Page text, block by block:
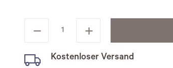
Kostenloser Versand